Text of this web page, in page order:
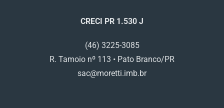
CRECI PR 1.530 J
(46) 3225-3085
R. Tamoio nº 113 • Pato Branco/PR
sac@moretti.imb.br